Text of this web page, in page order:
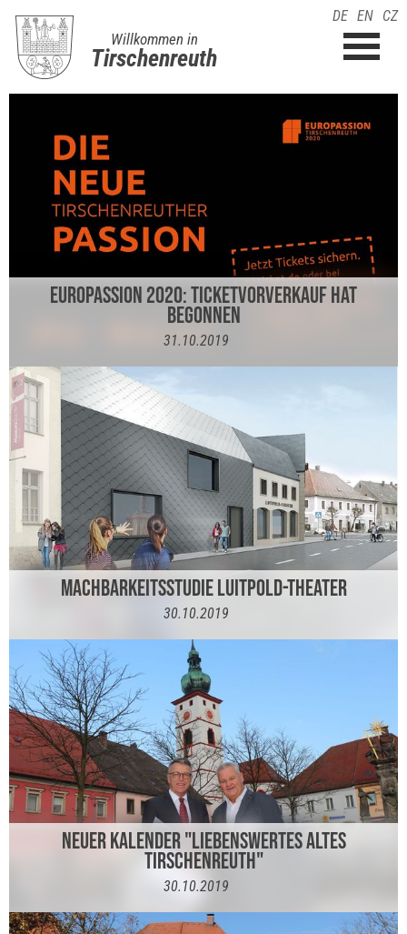
Willkommen in
Tirschenreuth
DE EN CZ
EUROPASSION 2020: TICKETVORVERKAUF HAT
BEGONNEN
31.10.2019
MACHBARKEITSSTUDIE LUITPOLD-THEATER
30.10.2019
NEUER KALENDER "LIEBENSWERTES ALTES
TIRSCHENREUTH"
30.10.2019